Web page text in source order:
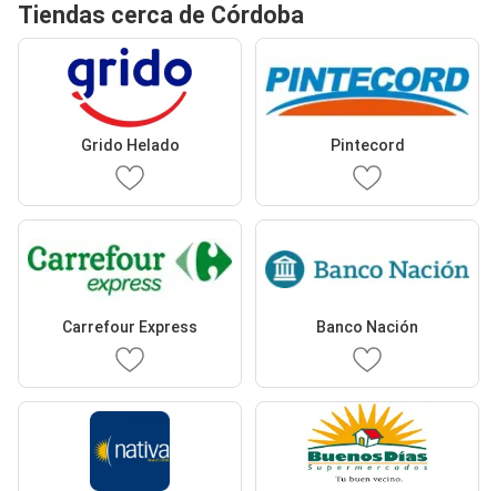
Tiendas cerca de Córdoba
Grido Helado Pintecord
Carrefour Express Banco Nación